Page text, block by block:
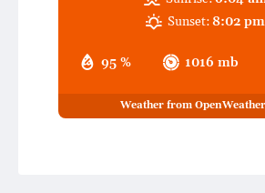
95 % 1016 mb
Sunset:8:02 pm
Weather from